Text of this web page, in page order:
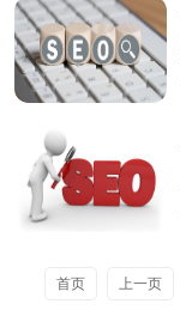
首页 上一页